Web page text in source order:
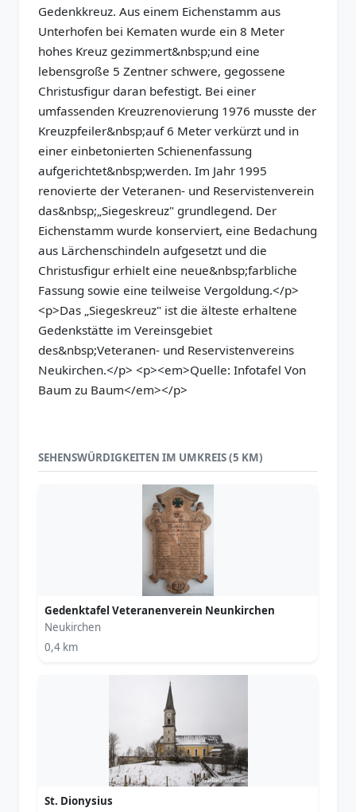
Gedenkkreuz. Aus einem Eichenstamm aus
Unterhofen bei Kematen wurde ein 8 Meter
hohes Kreuz gezimmert&nbsp;und eine
lebensgroße 5 Zentner schwere, gegossene
Christusfigur daran befestigt. Bei einer
umfassenden Kreuzrenovierung 1976 musste der
Kreuzpfeiler&nbsp;auf 6 Meter verkürzt und in
einer einbetonierten Schienenfassung
aufgerichtet&nbsp;werden. Im Jahr 1995
renovierte der Veteranen- und Reservistenverein
das&nbsp;„Siegeskreuz" grundlegend. Der
Eichenstamm wurde konserviert, eine Bedachung
aus Lärchenschindeln aufgesetzt und die
Christusfigur erhielt eine neue&nbsp;farbliche
Fassung sowie eine teilweise Vergoldung.</p>
<p>Das „Siegeskreuz" ist die älteste erhaltene
Gedenkstätte im Vereinsgebiet
des&nbsp;Veteranen- und Reservistenvereins
Neukirchen.</p> <p><em>Quelle: Infotafel Von
Baum zu Baum</em></p>
SEHENSWÜRDIGKEITEN IM UMKREIS (5 KM)
Gedenktafel Veteranenverein Neunkirchen
Neukirchen
0,4 km
St. Dionysius